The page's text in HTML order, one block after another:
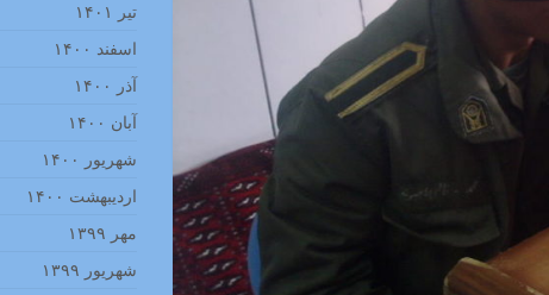
تیر ۱۴۰۱
اسفند ۱۴۰۰
آذر ۱۴۰۰
آبان ۱۴۰۰
شهریور ۱۴۰۰
اردیبهشت ۱۴۰۰
مهر ۱۳۹۹
شهریور ۱۳۹۹